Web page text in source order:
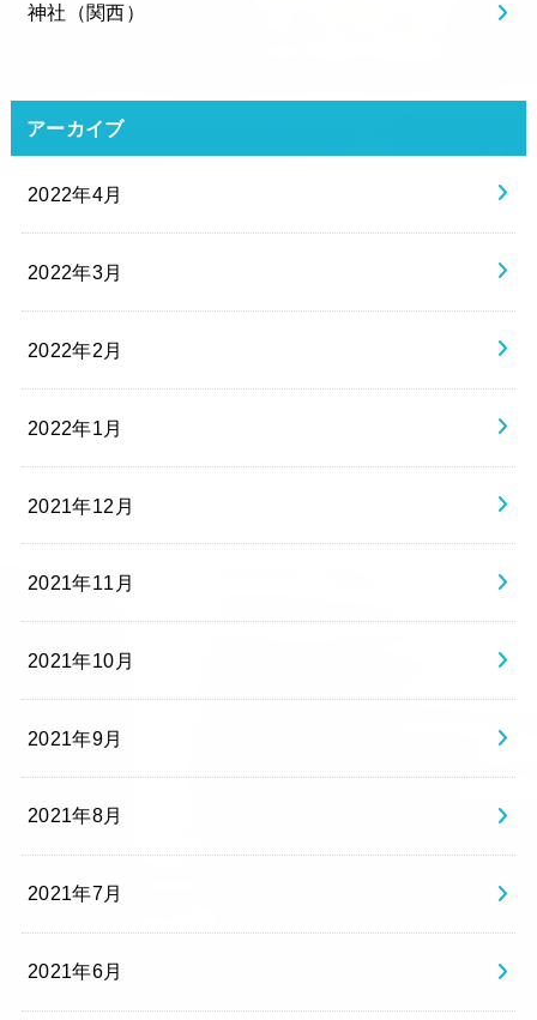
神社（関西）
アーカイブ
2022年4月
2022年3月
2022年2月
2022年1月
2021年12月
2021年11月
2021年10月
2021年9月
2021年8月
2021年7月
2021年6月